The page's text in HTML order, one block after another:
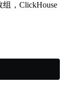
，ClickHouse